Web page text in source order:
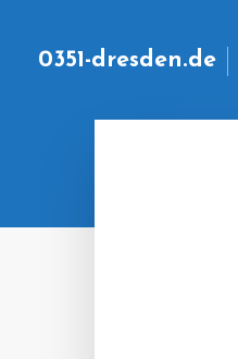
0351-dresden.de